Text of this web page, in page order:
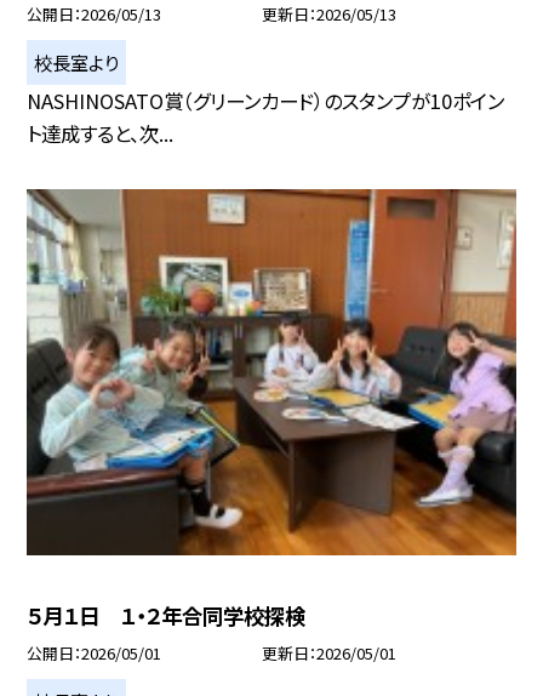
公開日 2026/05/13 更新日 2026/05/13
校長室より
NASHINOSATO賞（グリーンカード）のスタンプが10ポイン
ト達成すると、次...
５月１日 １・２年合同学校探検
公開日 2026/05/01 更新日 2026/05/01